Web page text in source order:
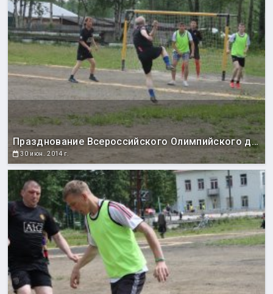
Празднование Всероссийского Олимпийского дня
30 июн. 2014 г.